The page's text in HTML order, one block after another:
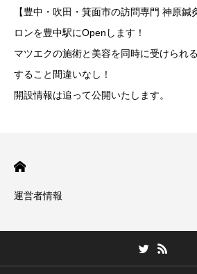
【豊中・吹田・箕面市の訪問専門 神原
ロンを豊中駅にOpenします！
マツエクの施術と美容を同時に受けられ
すること間違いなし！
開設情報は追って公開いたします。
運営者情報